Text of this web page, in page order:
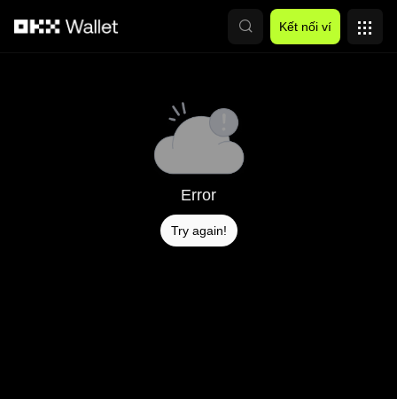
Kết nối ví
Error
Try again!